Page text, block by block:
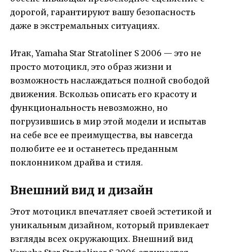
дорогой, гарантируют вашу безопасность
даже в экстремальных ситуациях.
Итак, Yamaha Star Stratoliner S 2006 — это не
просто мотоцикл, это образ жизни и
возможность наслаждаться полной свободой
движения. Вскользь описать его красоту и
функциональность невозможно, но
погрузившись в мир этой модели и испытав
на себе все ее преимущества, вы навсегда
полюбите ее и останетесь преданным
поклонником драйва и стиля.
Внешний вид и дизайн
Этот мотоцикл впечатляет своей эстетикой и
уникальным дизайном, который привлекает
взгляды всех окружающих. Внешний вид